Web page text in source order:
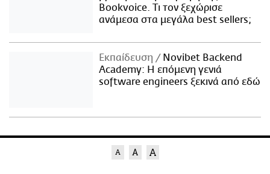
Bookvoice. Τι τον ξεχώρισε
ανάμεσα στα μεγάλα best sellers;
Εκπαίδευση
Novibet Backend
Academy: Η επόμενη γενιά
software engineers ξεκινά από εδώ